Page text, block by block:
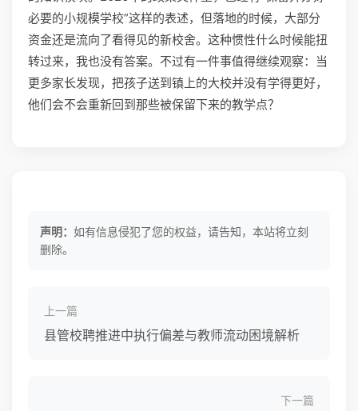
必要的小规模学校”这样的表述，但落地的时候，大部分
资金还是流向了看得见的新校舍。这种惯性什么时候能扭
转过来，我也没有答案。不过有一件事值得继续观察：当
更多家长发现，把孩子送到镇上的大校并没有学得更好，
他们会不会重新回到那些被保留下来的教学点？
声明： 如有信息侵犯了您的权益，请告知，本站将立刻
删除。
上一篇
县管校聘推进中执行偏差与教师流动困境解析
下一篇